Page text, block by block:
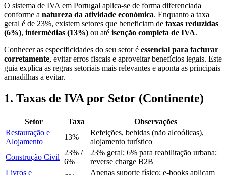
O sistema de IVA em Portugal aplica-se de forma diferenciada
conforme a natureza da atividade económica. Enquanto a taxa
geral é de 23%, existem setores que beneficiam de taxas reduzidas
(6%), intermédias (13%) ou até isenção completa de IVA.
Conhecer as especificidades do seu setor é essencial para facturar
corretamente, evitar erros fiscais e aproveitar benefícios legais. Este
guia explica as regras setoriais mais relevantes e aponta as principais
armadilhas a evitar.
1. Taxas de IVA por Setor (Continente)
Setor Taxa
Observações
Restauração e
Alojamento
13%
Refeições, bebidas (não alcoólicas),
alojamento turístico
Construção Civil
23% /
6%
23% geral; 6% para reabilitação urbana;
reverse charge B2B
Livros e
Apenas suporte físico; e-books aplicam